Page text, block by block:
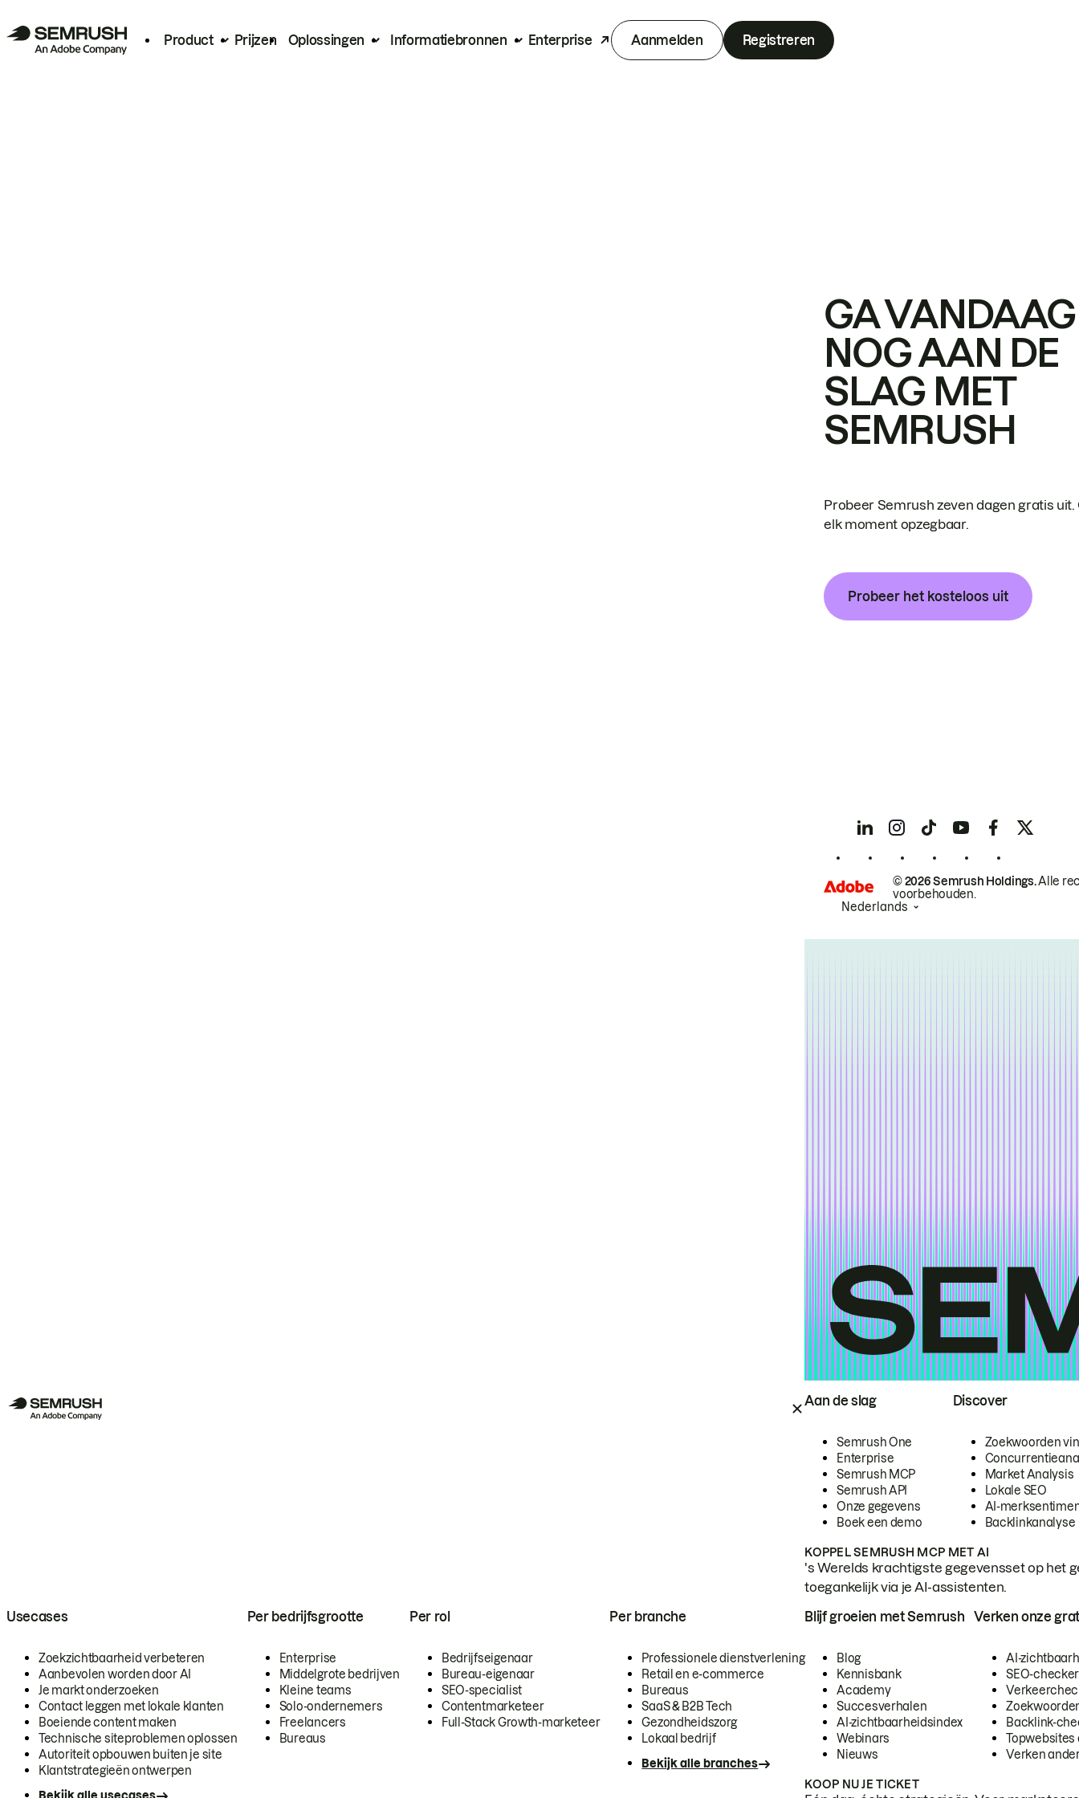
Product Prijzen Oplossingen Informatiebronnen Enterprise Aanmelden Registreren
Aan de slag
Semrush One
Enterprise
Semrush MCP
Semrush API
Onze gegevens
Boek een demo
Discover
Zoekwoorden
Market Analysis
Lokale SEO
AI-
Backlinkanalyse
KOPPEL SEMRUSH MCP MET AI
's Werelds krachtigste gegevensset op het
toegankelijk via je AI-assistenten.
Usecases
Zoekzichtbaarheid verbeteren
Aanbevolen worden door AI
Je markt onderzoeken
Contact leggen met lokale klanten
Boeiende content maken
Technische siteproblemen oplossen
Autoriteit opbouwen buiten je site
Klantstrategieën ontwerpen
Per bedrijfsgrootte
Enterprise
Middelgrote bedrijven
Kleine teams
Solo-ondernemers
Freelancers
Bureaus
Per rol
Bedrijfseigenaar
Bureau-eigenaar
SEO-specialist
Contentmarketeer
Full-Stack Growth-marketeer
Per branche
Professionele dienstverlening
Retail en e-commerce
Bureaus
SaaS & B2B Tech
Gezondheidszorg
Lokaal bedrijf
Bekijk alle branches
Blijf groeien met Semrush
Blog
Kennisbank
Academy
Succesverhalen
AI-zichtbaarheidsindex
Webinars
Nieuws
Verken onze
AI-
SEO-checker
Backlink-
Topwebsites
Verken
KOOP NU JE TICKET
GA VANDAAG
NOG AAN DE
SLAG MET
SEMRUSH
Probeer Semrush zeven dagen gratis uit.
elk moment opzegbaar.
Probeer het kosteloos uit
© 2026 Semrush Holdings.Alle
voorbehouden.
Nederlands